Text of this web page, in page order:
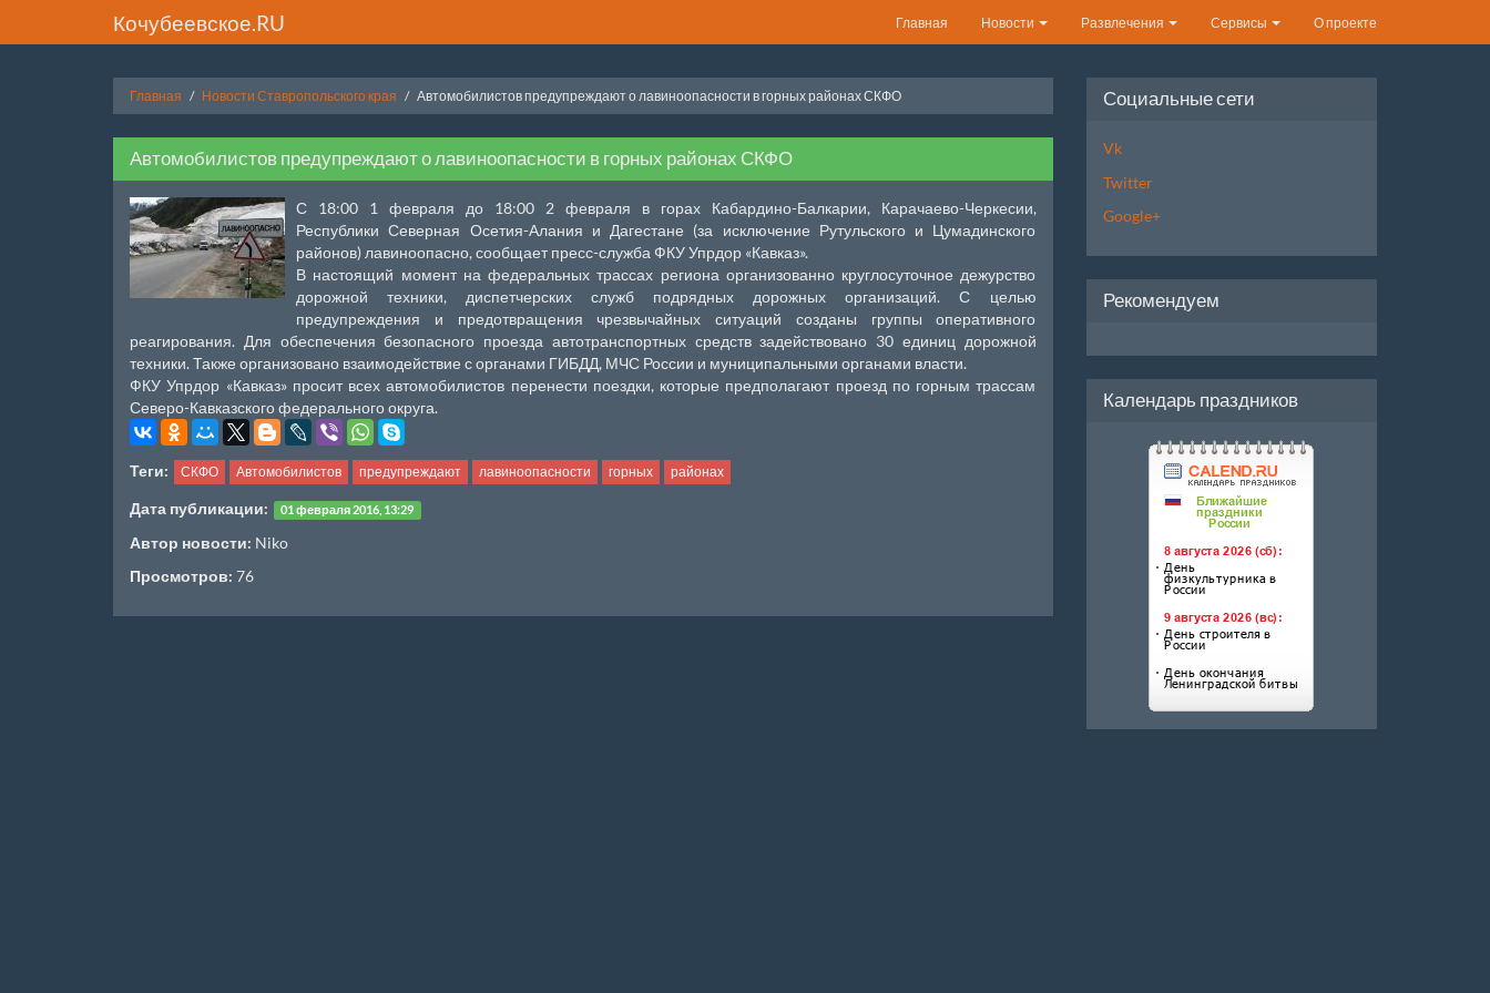
Кочубеевское.RU Главная Новости Развлечения Сервисы О проекте
Главная Новости Ставропольского края Автомобилистов предупреждают о лавиноопасности в горных районах СКФО
Автомобилистов предупреждают о лавиноопасности в горных районах СКФО
С 18:00 1 февраля до 18:00 2 февраля в горах Кабардино-Балкарии, Карачаево-Черкесии,
Республики Северная Осетия-Алания и Дагестане (за исключение Рутульского и Цумадинского
районов) лавиноопасно, сообщает пресс-служба ФКУ Упрдор «Кавказ».
В настоящий момент на федеральных трассах региона организованно круглосуточное дежурство
дорожной техники, диспетчерских служб подрядных дорожных организаций. С целью
предупреждения и предотвращения чрезвычайных ситуаций созданы группы оперативного
реагирования. Для обеспечения безопасного проезда автотранспортных средств задействовано 30 единиц дорожной
техники. Также организовано взаимодействие с органами ГИБДД, МЧС России и муниципальными органами власти.
ФКУ Упрдор «Кавказ» просит всех автомобилистов перенести поездки, которые предполагают проезд по горным трассам
Северо-Кавказского федерального округа.
Теги: СКФО Автомобилистов предупреждают лавиноопасности горных районах
Дата публикации: 01 февраля 2016, 13:29
Автор новости: Niko
Просмотров: 76
Социальные сети
Vk
Twitter
Google+
Рекомендуем
Календарь праздников